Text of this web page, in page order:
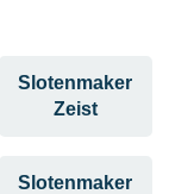
Slotenmaker
Zeist
Slotenmaker